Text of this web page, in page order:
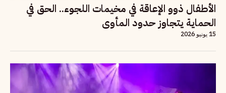
الأطفال ذوو الإعاقة في مخيمات اللجوء.. الحق في
الحماية يتجاوز حدود المأوى
15 يونيو 2026